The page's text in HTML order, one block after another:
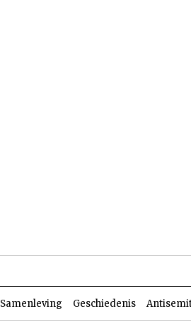
Samenleving Geschiedenis